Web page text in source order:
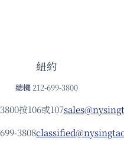
紐約
總機 212-699-3800
按106或107
3808